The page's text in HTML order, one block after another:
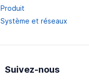
Produit
Système et réseaux
Suivez-nous